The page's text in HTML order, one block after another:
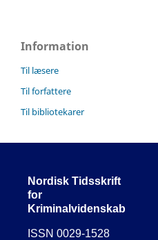
Information
Til læsere
Til forfattere
Til bibliotekarer
Nordisk Tidsskrift
for
Kriminalvidenskab
ISSN 0029-1528